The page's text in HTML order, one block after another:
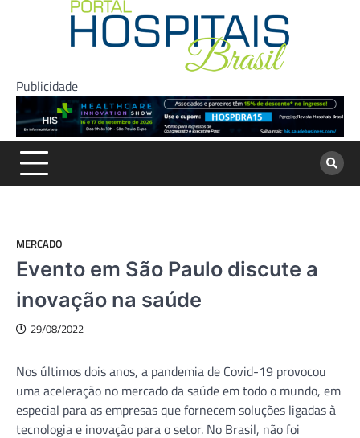
Publicidade
MERCADO
Evento em São Paulo discute a
inovação na saúde
29/08/2022
Nos últimos dois anos, a pandemia de Covid-19 provocou
uma aceleração no mercado da saúde em todo o mundo, em
especial para as empresas que fornecem soluções ligadas à
tecnologia e inovação para o setor. No Brasil, não foi